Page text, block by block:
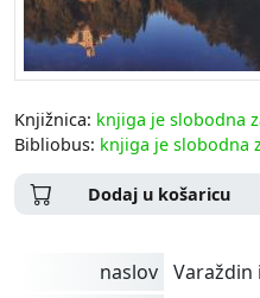
Knjižnica: knjiga je slobodna
Bibliobus: knjiga je slobodna
Dodaj u košaricu
naslov Varaždin